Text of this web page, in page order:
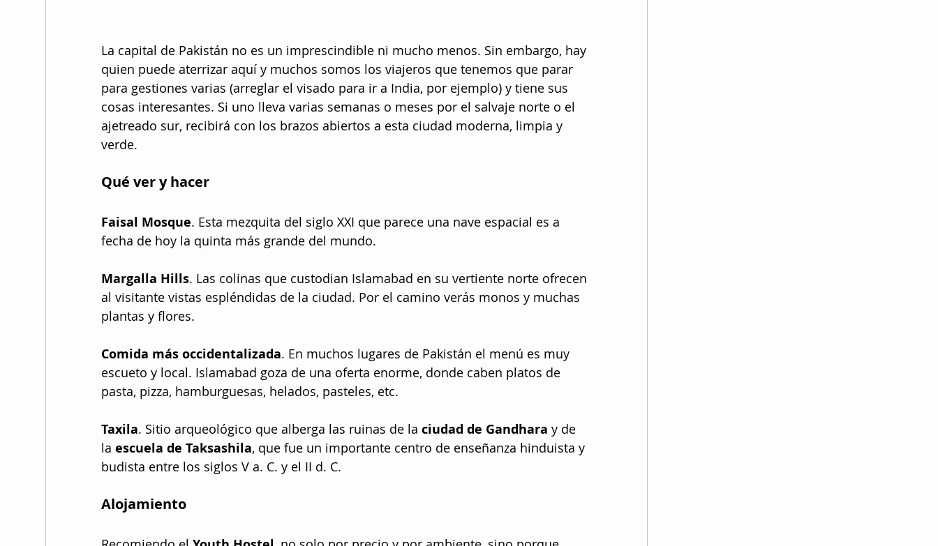
La capital de Pakistán no es un imprescindible ni mucho menos. Sin embargo, hay
quien puede aterrizar aquí y muchos somos los viajeros que tenemos que parar
para gestiones varias (arreglar el visado para ir a India, por ejemplo) y tiene sus
cosas interesantes. Si uno lleva varias semanas o meses por el salvaje norte o el
ajetreado sur, recibirá con los brazos abiertos a esta ciudad moderna, limpia y
verde.
Qué ver y hacer
Faisal Mosque. Esta mezquita del siglo XXI que parece una nave espacial es a
fecha de hoy la quinta más grande del mundo.
Margalla Hills. Las colinas que custodian Islamabad en su vertiente norte ofrecen
al visitante vistas espléndidas de la ciudad. Por el camino verás monos y muchas
plantas y flores.
Comida más occidentalizada. En muchos lugares de Pakistán el menú es muy
escueto y local. Islamabad goza de una oferta enorme, donde caben platos de
pasta, pizza, hamburguesas, helados, pasteles, etc.
Taxila. Sitio arqueológico que alberga las ruinas de la ciudad de Gandhara y de
la escuela de Taksashila, que fue un importante centro de enseñanza hinduista y
budista entre los siglos V a. C. y el II d. C.
Alojamiento